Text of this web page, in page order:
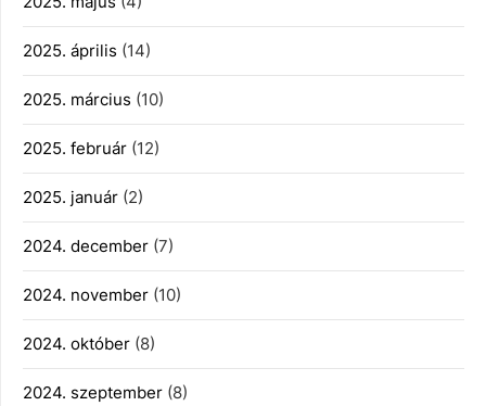
2025. április (14)
2025. március (10)
2025. február (12)
2025. január (2)
2024. december (7)
2024. november (10)
2024. október (8)
2024. szeptember (8)